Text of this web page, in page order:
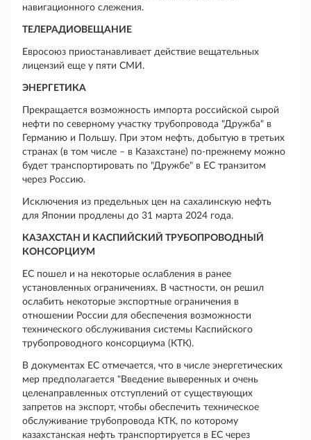
навигационного слежения.
ТЕЛЕРАДИОВЕЩАНИЕ
Евросоюз приостанавливает действие вещательных
лицензий еще у пяти СМИ.
ЭНЕРГЕТИКА
Прекращается возможность импорта российской сырой
нефти по северному участку трубопровода "Дружба" в
Германию и Польшу. При этом нефть, добытую в третьих
странах (в том числе – в Казахстане) по-прежнему можно
будет транспортировать по "Дружбе" в ЕС транзитом
через Россию.
Исключения из предельных цен на сахалинскую нефть
для Японии продлены до 31 марта 2024 года.
КАЗАХСТАН И КАСПИЙСКИЙ ТРУБОПРОВОДНЫЙ
КОНСОРЦИУМ
ЕС пошел и на некоторые ослабления в ранее
установленных ограничениях. В частности, он решил
ослабить некоторые экспортные ограничения в
отношении России для обеспечения возможности
технического обслуживания системы Каспийского
трубопроводного консорциума (КТК).
В документах ЕС отмечается, что в числе энергетических
мер предполагается "Введение выверенных и очень
целенаправленных отступлений от существующих
запретов на экспорт, чтобы обеспечить техническое
обслуживание трубопровода КТК, по которому
казахстанская нефть транспортируется в ЕС через